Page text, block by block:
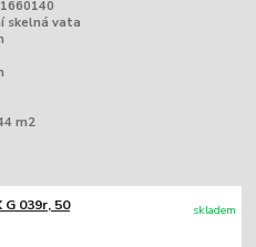
skelná vata
m2
039r, 50
skladem